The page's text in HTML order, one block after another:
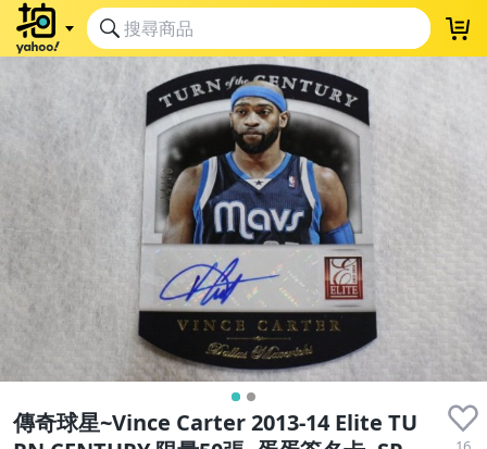
傳奇球星~Vince Carter 2013-14 Elite TU